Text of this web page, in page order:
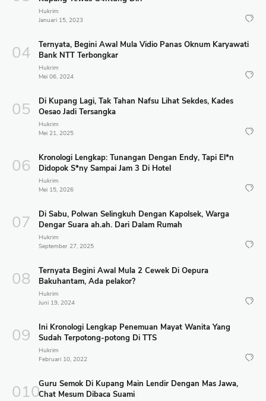
Hukrim
Januari 15, 2023
Ternyata, Begini Awal Mula Vidio Panas Oknum Karyawati
Bank NTT Terbongkar
Hukrim
Mei 06, 2024
Di Kupang Lagi, Tak Tahan Nafsu Lihat Sekdes, Kades
Oesao Jadi Tersangka
Hukrim
Mei 21, 2025
Kronologi Lengkap: Tunangan Dengan Endy, Tapi El*n
Didopok S*ny Sampai Jam 3 Di Hotel
Hukrim
Mei 15, 2026
Di Sabu, Polwan Selingkuh Dengan Kapolsek, Warga
Dengar Suara ah.ah. Dari Dalam Rumah
Hukrim
September 27, 2025
Ternyata Begini Awal Mula 2 Cewek Di Oepura
Bakuhantam, Ada pelakor?
Hukrim
Juni 19, 2024
Ini Kronologi Lengkap Penemuan Mayat Wanita Yang
Sudah Terpotong-potong Di TTS
Hukrim
Februari 10, 2022
Guru Semok Di Kupang Main Lendir Dengan Mas Jawa,
Chat Mesum Dibaca Suami